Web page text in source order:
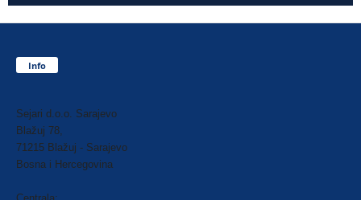
Info
Sejari d.o.o. Sarajevo
Blažuj 78,
71215 Blažuj - Sarajevo
Bosna i Hercegovina